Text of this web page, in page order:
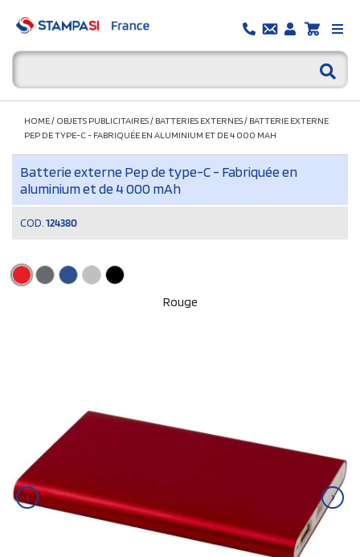
HOME/ OBJETS PUBLICITAIRES/ BATTERIES EXTERNES/ BATTERIE EXTERNE
PEP DE TYPE-C - FABRIQUÉE EN ALUMINIUM ET DE 4 000 MAH
Batterie externe Pep de type-C - Fabriquée en
aluminium et de 4 000 mAh
COD. 124380
Rouge
‹ ›